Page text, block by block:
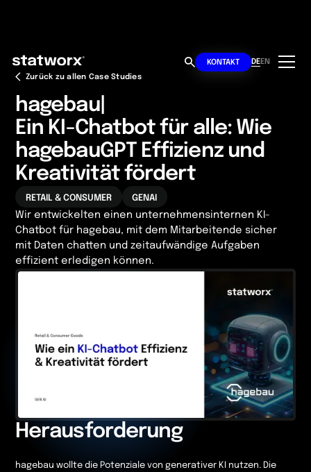
KONTAKT DEEN
Zurück zu allen Case Studies
hagebau|
Ein KI-Chatbot für alle: Wie
hagebauGPT Effizienz und
Kreativität fördert
RETAIL & CONSUMER GENAI
Wir entwickelten einen unternehmensinternen KI-
Chatbot für hagebau, mit dem Mitarbeitende sicher
mit Daten chatten und zeitaufwändige Aufgaben
effizient erledigen können.
Herausforderung
hagebau wollte die Potenziale von generativer KI nutzen. Die